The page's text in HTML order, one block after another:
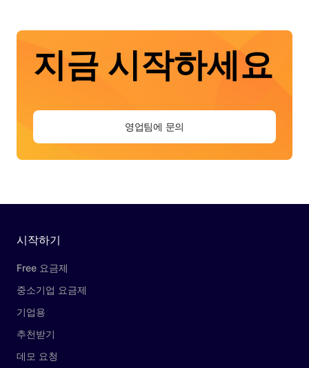
지금 시작하세요
영업팀에 문의
시작하기
Free 요금제
중소기업 요금제
기업용
추천받기
데모 요청